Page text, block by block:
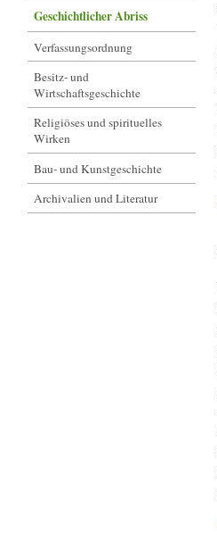
Geschichtlicher Abriss
Verfassungsordnung
Besitz- und
Wirtschaftsgeschichte
Religiöses und spirituelles
Wirken
Bau- und Kunstgeschichte
Archivalien und Literatur